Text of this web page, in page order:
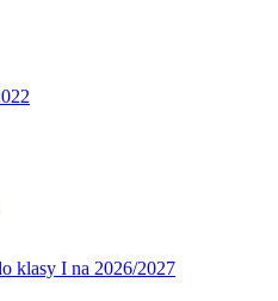
klasy I na 2026/2027